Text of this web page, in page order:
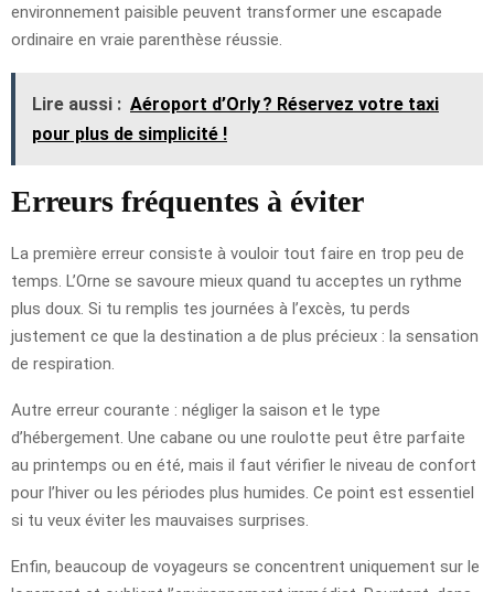
environnement paisible peuvent transformer une escapade
ordinaire en vraie parenthèse réussie.
Lire aussi : Aéroport d’Orly ? Réservez votre taxi
pour plus de simplicité !
Erreurs fréquentes à éviter
La première erreur consiste à vouloir tout faire en trop peu de
temps. L’Orne se savoure mieux quand tu acceptes un rythme
plus doux. Si tu remplis tes journées à l’excès, tu perds
justement ce que la destination a de plus précieux : la sensation
de respiration.
Autre erreur courante : négliger la saison et le type
d’hébergement. Une cabane ou une roulotte peut être parfaite
au printemps ou en été, mais il faut vérifier le niveau de confort
pour l’hiver ou les périodes plus humides. Ce point est essentiel
si tu veux éviter les mauvaises surprises.
Enfin, beaucoup de voyageurs se concentrent uniquement sur le